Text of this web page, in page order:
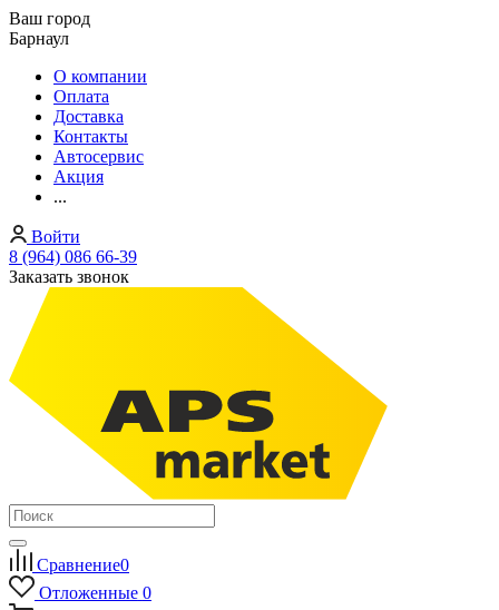
Ваш город
Барнаул
О компании
Оплата
Доставка
Контакты
Автосервис
Акция
...
Войти
8 (964) 086 66-39
Заказать звонок
Сравнение0
Отложенные 0